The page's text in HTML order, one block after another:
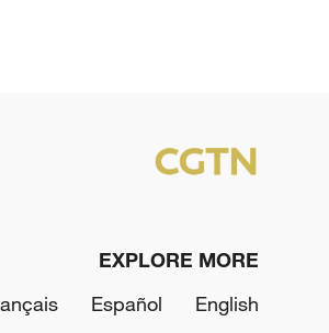
EXPLORE MORE
English
Español